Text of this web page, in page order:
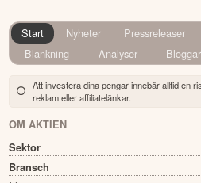
Start Nyheter Pressreleaser
Blankning
Analyser Bloggar
Att investera dina pengar innebär alltid en
reklam eller affiliatelänkar.
OM AKTIEN
Sektor
Bransch